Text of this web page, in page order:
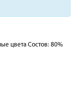
цвета Состов: 80%